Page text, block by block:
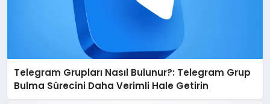
Telegram Grupları Nasıl Bulunur?: Telegram Grup
Bulma Sürecini Daha Verimli Hale Getirin